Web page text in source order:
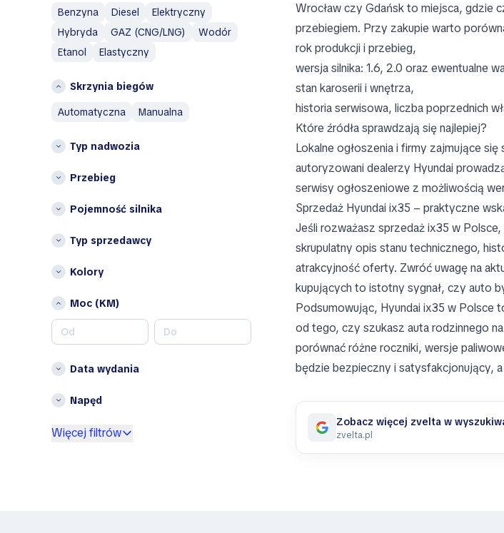
BAIC
Baltijas Dzips
Bentley
Bestune
Bilenkin
Bitter
Blaval
BMW
Borgward
Brabham Automotive
Brabus
Bristol
Bronto
Bugatti
Województwo lubelskie
Województwo warmińsko-
mazurskie
zachodniopomorskie
Benzyna
Diesel
Elektryczny
Hybryda
GAZ (CNG/LNG)
Wodór
Etanol
Elastyczny
Skrzynia biegów
automatyczna
manualna
Typ nadwozia
Przebieg
Pojemność silnika
Typ sprzedawcy
Kolory
Moc (KM)
Data wydania
Napęd
Więcej filtrów
Wrocław czy Gdańsk to miejsca, gdzie
przebiegiem. Przy zakupie warto
rok produkcji i przebieg,
wersja silnika: 1.6, 2.0 oraz ewentualne
stan karoserii i wnętrza,
historia serwisowa, liczba poprzednich
Które źródła sprawdzają się najlepiej?
Lokalne ogłoszenia i firmy zajmujące
autoryzowani dealerzy Hyundai
serwisy ogłoszeniowe z możliwością
Sprzedaż Hyundai ix35 – praktyczne
Jeśli rozważasz sprzedaż ix35 w
skrupulatny opis stanu technicznego,
atrakcyjność oferty. Zwróć uwagę na
kupujących to istotny sygnał, czy auto
Podsumowując, Hyundai ix35 w Polsce
od tego, czy szukasz auta rodzinnego
porównać różne roczniki, wersje
będzie bezpieczny i satysfakcjonujący,
Zobacz więcej zvelta w
zvelta.pl